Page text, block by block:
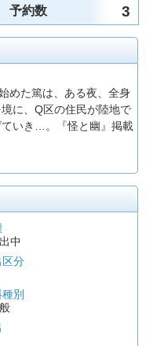
予約数 3
めた篤は、ある夜、全身
に、Q区の住民が陸地で
いき…。『怪と幽』掲載
中
区分
別